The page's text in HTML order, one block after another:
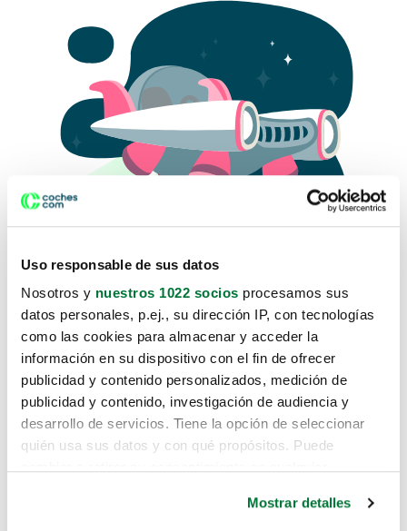
Uso responsable de sus datos
Nosotros y nuestros 1022 socios procesamos sus
datos personales, p.ej., su dirección IP, con tecnologías
como las cookies para almacenar y acceder la
información en su dispositivo con el fin de ofrecer
publicidad y contenido personalizados, medición de
publicidad y contenido, investigación de audiencia y
desarrollo de servicios. Tiene la opción de seleccionar
quién usa sus datos y con qué propósitos. Puede
Mostrar detalles
Lo sentimos, no sabemos como
te hemos traido hasta aquí.
Pero puedes encontrar el coche que estás
buscando en alguno de estos enlaces: